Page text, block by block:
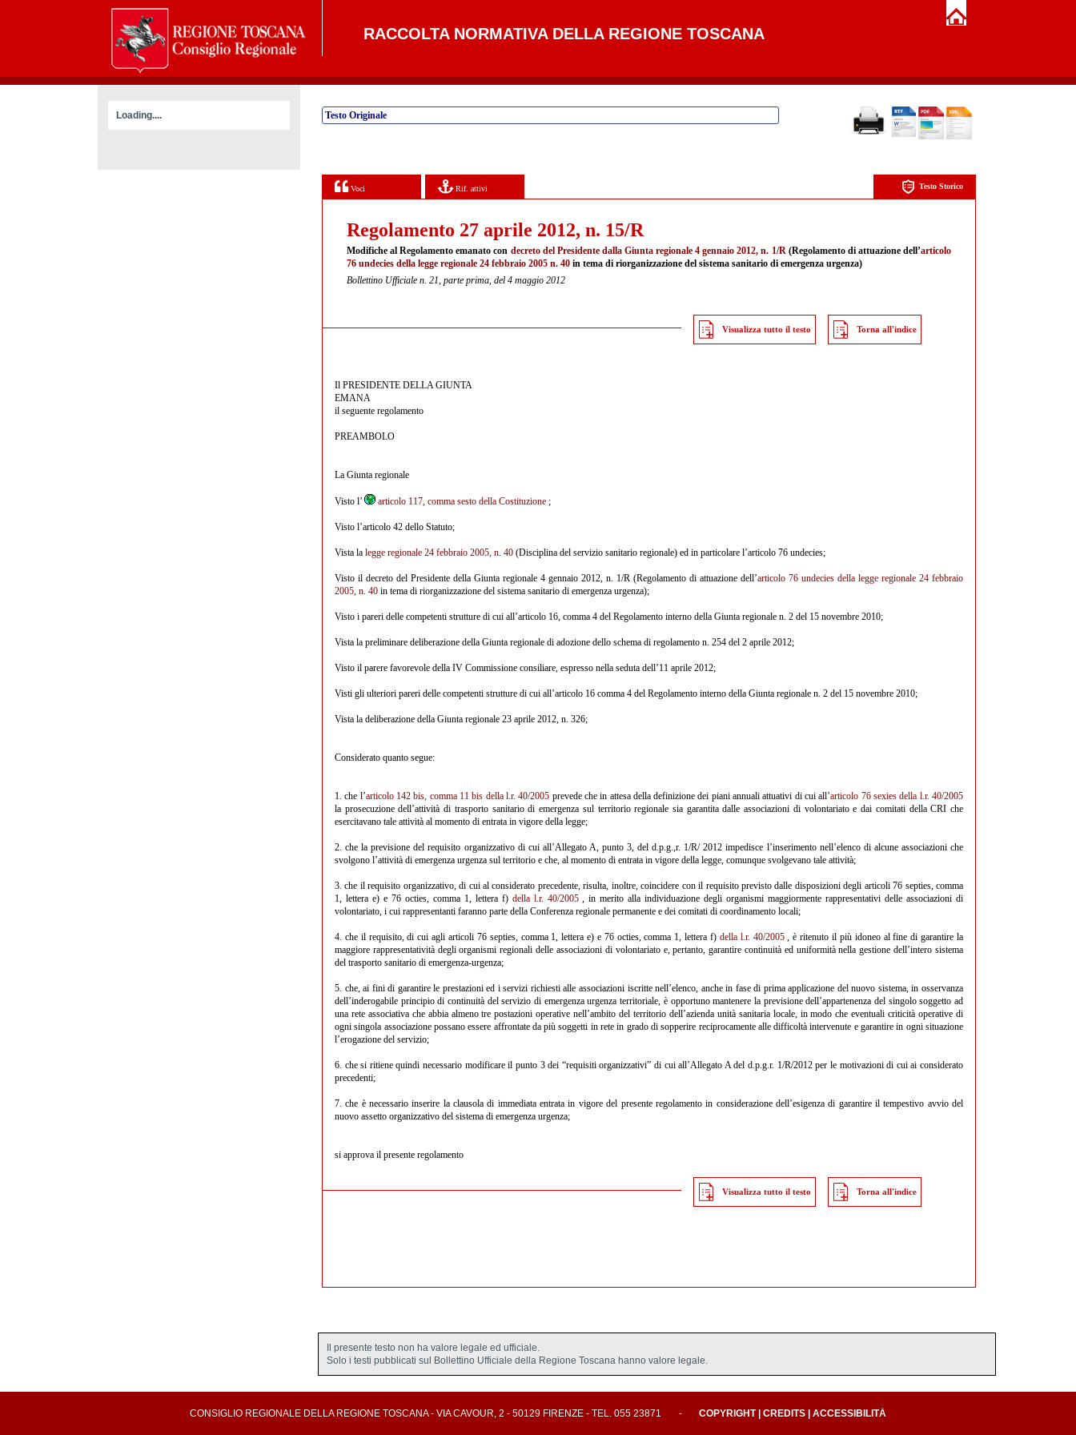
RACCOLTA NORMATIVA DELLA REGIONE TOSCANA
Loading.... Testo Originale
Voci Rif. attivi Testo Storico
Regolamento 27 aprile 2012, n. 15/R
Modifiche al Regolamento emanato con decreto del Presidente dalla Giunta regionale 4 gennaio 2012, n. 1/R(Regolamento di attuazione dell’articolo
76 undecies della legge regionale 24 febbraio 2005 n. 40 in tema di riorganizzazione del sistema sanitario di emergenza urgenza)
Bollettino Ufficiale n. 21, parte prima, del 4 maggio 2012
Visualizza tutto il testo Torna all'indice
Il PRESIDENTE DELLA GIUNTA
EMANA
il seguente regolamento
PREAMBOLO
La Giunta regionale
Visto l’ articolo 117, comma sesto della Costituzione ;
Visto l’articolo 42 dello Statuto;
Vista la legge regionale 24 febbraio 2005, n. 40 (Disciplina del servizio sanitario regionale) ed in particolare l’articolo 76 undecies;
Visto il decreto del Presidente della Giunta regionale 4 gennaio 2012, n. 1/R (Regolamento di attuazione dell’articolo 76 undecies della legge regionale 24 febbraio
2005, n. 40 in tema di riorganizzazione del sistema sanitario di emergenza urgenza);
Visto i pareri delle competenti strutture di cui all’articolo 16, comma 4 del Regolamento interno della Giunta regionale n. 2 del 15 novembre 2010;
Vista la preliminare deliberazione della Giunta regionale di adozione dello schema di regolamento n. 254 del 2 aprile 2012;
Visto il parere favorevole della IV Commissione consiliare, espresso nella seduta dell’11 aprile 2012;
Visti gli ulteriori pareri delle competenti strutture di cui all’articolo 16 comma 4 del Regolamento interno della Giunta regionale n. 2 del 15 novembre 2010;
Vista la deliberazione della Giunta regionale 23 aprile 2012, n. 326;
Considerato quanto segue:
1. che l’articolo 142 bis, comma 11 bis della l.r. 40/2005 prevede che in attesa della definizione dei piani annuali attuativi di cui all’articolo 76 sexies della l.r. 40/2005
la prosecuzione dell’attività di trasporto sanitario di emergenza sul territorio regionale sia garantita dalle associazioni di volontariato e dai comitati della CRI che
esercitavano tale attività al momento di entrata in vigore della legge;
2. che la previsione del requisito organizzativo di cui all’Allegato A, punto 3, del d.p.g.,r. 1/R/ 2012 impedisce l’inserimento nell’elenco di alcune associazioni che
svolgono l’attività di emergenza urgenza sul territorio e che, al momento di entrata in vigore della legge, comunque svolgevano tale attività;
3. che il requisito organizzativo, di cui al considerato precedente, risulta, inoltre, coincidere con il requisito previsto dalle disposizioni degli articoli 76 septies, comma
1, lettera e) e 76 octies, comma 1, lettera f) della l.r. 40/2005, in merito alla individuazione degli organismi maggiormente rappresentativi delle associazioni di
volontariato, i cui rappresentanti faranno parte della Conferenza regionale permanente e dei comitati di coordinamento locali;
4. che il requisito, di cui agli articoli 76 septies, comma 1, lettera e) e 76 octies, comma 1, lettera f) della l.r. 40/2005, è ritenuto il più idoneo al fine di garantire la
maggiore rappresentatività degli organismi regionali delle associazioni di volontariato e, pertanto, garantire continuità ed uniformità nella gestione dell’intero sistema
del trasporto sanitario di emergenza-urgenza;
5. che, ai fini di garantire le prestazioni ed i servizi richiesti alle associazioni iscritte nell’elenco, anche in fase di prima applicazione del nuovo sistema, in osservanza
dell’inderogabile principio di continuità del servizio di emergenza urgenza territoriale, è opportuno mantenere la previsione dell’appartenenza del singolo soggetto ad
una rete associativa che abbia almeno tre postazioni operative nell’ambito del territorio dell’azienda unità sanitaria locale, in modo che eventuali criticità operative di
ogni singola associazione possano essere affrontate da più soggetti in rete in grado di sopperire reciprocamente alle difficoltà intervenute e garantire in ogni situazione
l’erogazione del servizio;
6. che si ritiene quindi necessario modificare il punto 3 dei “requisiti organizzativi” di cui all’Allegato A del d.p.g.r. 1/R/2012 per le motivazioni di cui ai considerato
precedenti;
7. che è necessario inserire la clausola di immediata entrata in vigore del presente regolamento in considerazione dell’esigenza di garantire il tempestivo avvio del
nuovo assetto organizzativo del sistema di emergenza urgenza;
si approva il presente regolamento
Visualizza tutto il testo Torna all'indice
Il presente testo non ha valore legale ed ufficiale.
Solo i testi pubblicati sul Bollettino Ufficiale della Regione Toscana hanno valore legale.
CONSIGLIO REGIONALE DELLA REGIONE TOSCANA - VIA CAVOUR, 2 - 50129 FIRENZE - TEL. 055 23871 - COPYRIGHT|CREDITS |ACCESSIBILITÀ